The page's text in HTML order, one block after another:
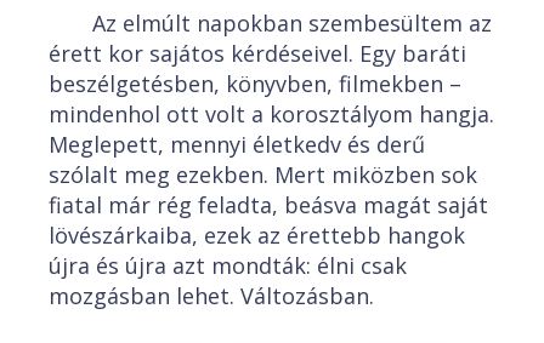
Az elmúlt napokban szembesültem az
érett kor sajátos kérdéseivel. Egy baráti
beszélgetésben, könyvben, filmekben –
mindenhol ott volt a korosztályom hangja.
Meglepett, mennyi életkedv és derű
szólalt meg ezekben. Mert miközben sok
fiatal már rég feladta, beásva magát saját
lövészárkaiba, ezek az érettebb hangok
újra és újra azt mondták: élni csak
mozgásban lehet. Változásban.